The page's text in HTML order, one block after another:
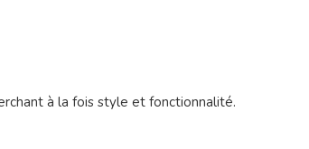
à la fois style et fonctionnalité.